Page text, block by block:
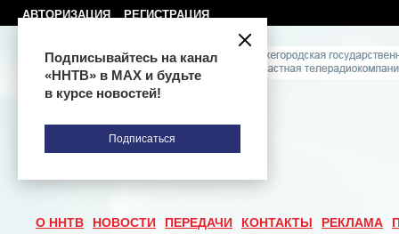
АВТОРИЗАЦИЯ РЕГИСТРАЦИЯ
О ННТВ НОВОСТИ ПЕРЕДАЧИ КОНТАКТЫ РЕКЛАМА
Подписывайтесь на канал
«ННТВ» в МАХ и будьте
в курсе новостей!
Подписаться